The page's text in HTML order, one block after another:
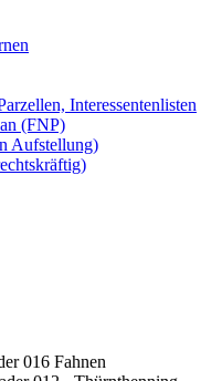
Interessentenlisten
(FNP)
Aufstellung)